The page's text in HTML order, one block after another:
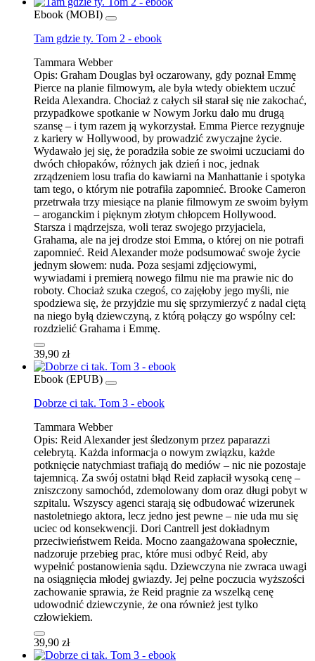
Ebook (MOBI)
Tam gdzie ty. Tom 2 - ebook
Tammara Webber
Opis: Graham Douglas był oczarowany, gdy poznał Emmę
Pierce na planie filmowym, ale była wtedy obiektem uczuć
Reida Alexandra. Chociaż z całych sił starał się nie zakochać,
przypadkowe spotkanie w Nowym Jorku dało mu drugą
szansę – i tym razem ją wykorzystał. Emma Pierce rezygnuje
z kariery w Hollywood, by prowadzić zwyczajne życie.
Wydawało jej się, że poradziła sobie ze swoimi uczuciami do
dwóch chłopaków, różnych jak dzień i noc, jednak
zrządzeniem losu trafia do kawiarni na Manhattanie i spotyka
tam tego, o którym nie potrafiła zapomnieć. Brooke Cameron
przetrwała trzy miesiące na planie filmowym ze swoim byłym
– aroganckim i pięknym złotym chłopcem Hollywood.
Starsza i mądrzejsza, woli teraz swojego przyjaciela,
Grahama, ale na jej drodze stoi Emma, o której on nie potrafi
zapomnieć. Reid Alexander może podsumować swoje życie
jednym słowem: nuda. Poza sesjami zdjęciowymi,
wywiadami i premierą nowego filmu nie ma prawie nic do
roboty. Chociaż szuka czegoś, co zajęłoby jego myśli, nie
spodziewa się, że przyjdzie mu się sprzymierzyć z nadal ciętą
na niego byłą dziewczyną, z którą połączy go wspólny cel:
rozdzielić Grahama i Emmę.
39,90 zł
Ebook (EPUB)
Dobrze ci tak. Tom 3 - ebook
Tammara Webber
Opis: Reid Alexander jest śledzonym przez paparazzi
celebrytą. Każda informacja o nowym związku, każde
potknięcie natychmiast trafiają do mediów – nic nie pozostaje
tajemnicą. Za swój ostatni błąd Reid zapłacił wysoką cenę –
zniszczony samochód, zdemolowany dom oraz długi pobyt w
szpitalu. Wszyscy agenci starają się odbudować wizerunek
nastoletniego aktora, lecz jedno jest pewne – nie uda mu się
uciec od konsekwencji. Dori Cantrell jest dokładnym
przeciwieństwem Reida. Mocno zaangażowana społecznie,
nadzoruje przebieg prac, które musi odbyć Reid, aby
wypełnić postanowienia sądu. Dziewczyna nie zwraca uwagi
na osiągnięcia młodej gwiazdy. Jej pełne poczucia wyższości
zachowanie sprawia, że Reid pragnie za wszelką cenę
udowodnić dziewczynie, że ona również jest tylko
człowiekiem.
39,90 zł